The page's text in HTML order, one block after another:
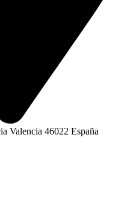
Valencia 46022 España